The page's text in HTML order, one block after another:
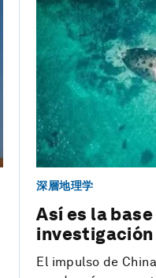
深層地理学
Así es la
investigación
El impulso de